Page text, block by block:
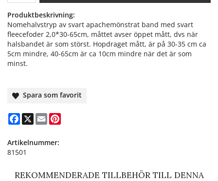
Produktbeskrivning:
Nomehalvstryp av svart apachemönstrat band med svart
fleecefoder 2,0*30-65cm, måttet avser öppet mått, dvs när
halsbandet är som störst. Hopdraget mått, är på 30-35 cm ca
5cm mindre, 40-65cm är ca 10cm mindre när det är som
minst.
Spara som favorit
Facebook
X Email
Artikelnummer:
81501
REKOMMENDERADE TILLBEHÖR TILL DENNA